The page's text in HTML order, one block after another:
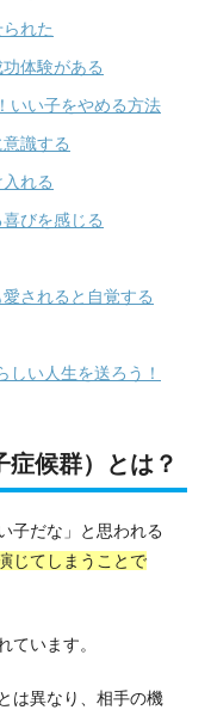
れた
体験がある
いい子をやめる方法
識する
れる
びを感じる
されると自覚する
しい人生を送ろう！
候群）とは？
子だな」と思われる
じてしまうことで
ています。
は異なり、相手の機